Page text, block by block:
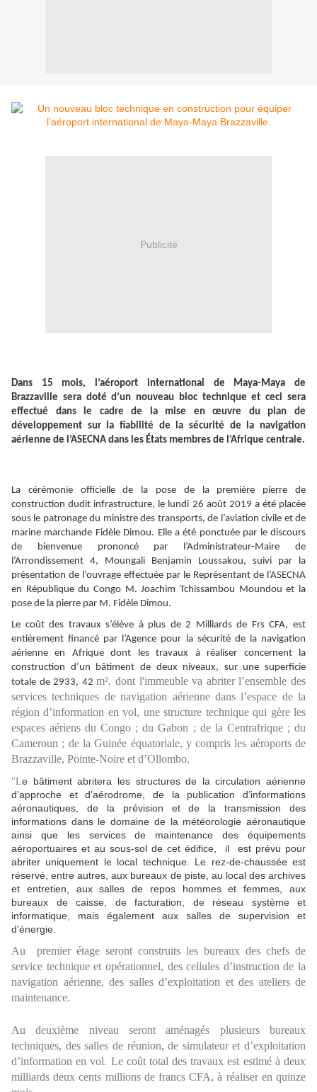
Publicité
Dans 15 mois, l’aéroport international de Maya-Maya de
Brazzaville sera doté d’un nouveau bloc technique et ceci sera
effectué dans le cadre de la mise en œuvre du plan de
développement sur la fiabilité de la sécurité de la navigation
aérienne de l’ASECNA dans les États membres de l’Afrique centrale.
La cérémonie officielle de la pose de la première pierre de
construction dudit infrastructure, le lundi 26 août 2019 a été placée
sous le patronage du ministre des transports, de l’aviation civile et de
marine marchande Fidèle Dimou. Ellea été ponctuée par le discours
de bienvenue prononcé par l’Administrateur-Maire de
l’Arrondissement 4, Moungali Benjamin Loussakou, suivi par la
présentation de l’ouvrage effectuée par le Représentant de l’ASECNA
en République du Congo M. Joachim Tchissambou Moundou et la
pose de la pierre par M. Fidèle Dimou.
Le coût des travaux s’élève à plus de 2 Milliards de Frs CFA, est
entièrement financé par l’Agence pour la sécurité de la navigation
aérienne en Afrique dont les travaux à réaliser concernent la
construction d’un bâtiment de deux niveaux, sur une superficie
totale de 2933, 42m², dont l'immeuble va abriter l’ensemble des
services techniques de navigation aérienne dans l’espace de la
région d’information en vol, une structure technique qui gère les
espaces aériens du Congo ; du Gabon ; de la Centrafrique ; du
Cameroun ; de la Guinée équatoriale, y compris les aéroports de
Brazzaville, Pointe-Noire et d’Ollombo.
"Le bâtiment abritera les structures de la circulation aérienne
d’approche et d’aérodrome, de la publication d’informations
aéronautiques, de la prévision et de la transmission des
informations dans le domaine de la météorologie aéronautique
ainsi que les services de maintenance des équipements
aéroportuaires et au sous-sol de cet édifice, il est prévu pour
abriter uniquement le local technique. Le rez-de-chaussée est
réservé, entre autres, aux bureaux de piste, au local des archives
et entretien, aux salles de repos hommes et femmes, aux
bureaux de caisse, de facturation, de réseau système et
informatique, mais également aux salles de supervision et
d’énergie.
Au premier étage seront construits les bureaux des chefs de
service technique et opérationnel, des cellules d’instruction de la
navigation aérienne, des salles d’exploitation et des ateliers de
maintenance.
Au deuxième niveau seront aménagés plusieurs bureaux
techniques, des salles de réunion, de simulateur et d’exploitation
d’information en vol. Le coût total des travaux est estimé à deux
milliards deux cents millions de francs CFA, à réaliser en quinze